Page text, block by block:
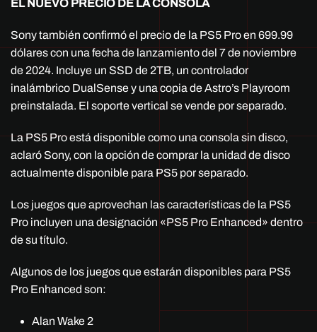
EL NUEVO PRECIO DE LA CONSOLA
Sony también confirmó el precio de la PS5 Pro en 699.99
dólares con una fecha de lanzamiento del 7 de noviembre
de 2024. Incluye un SSD de 2TB, un controlador
inalámbrico DualSense y una copia de Astro’s Playroom
preinstalada. El soporte vertical se vende por separado.
La PS5 Pro está disponible como una consola sin disco,
aclaró Sony, con la opción de comprar la unidad de disco
actualmente disponible para PS5 por separado.
Los juegos que aprovechan las características de la PS5
Pro incluyen una designación «PS5 Pro Enhanced» dentro
de su título.
Algunos de los juegos que estarán disponibles para PS5
Pro Enhanced son:
Alan Wake 2